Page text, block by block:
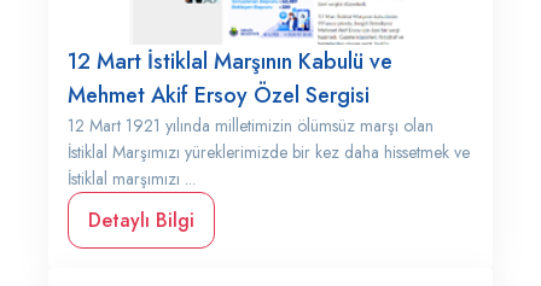
12 Mart İstiklal Marşının Kabulü ve
Mehmet Akif Ersoy Özel Sergisi
12 Mart 1921 yılında milletimizin ölümsüz marşı olan
İstiklal Marşımızı yüreklerimizde bir kez daha hissetmek ve
İstiklal marşımızı ...
Detaylı Bilgi